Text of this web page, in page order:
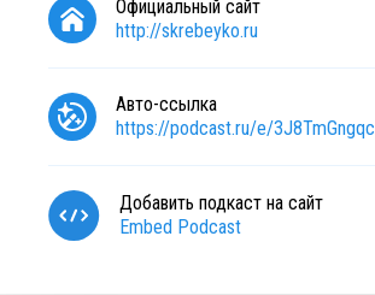
Официальный сайт
http://skrebeyko.ru
Авто-ссылка
https://podcast.ru/e/
Добавить подкаст на сайт
Embed Podcast